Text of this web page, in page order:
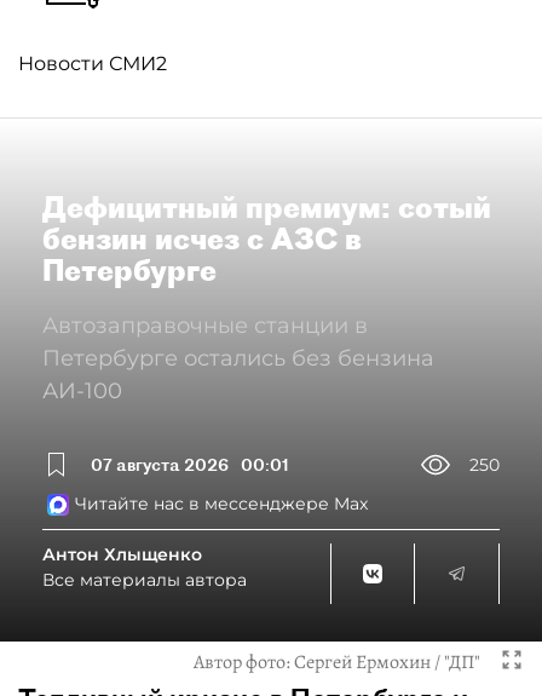
Новости СМИ2
Дефицитный премиум: сотый
бензин исчез с АЗС в
Петербурге
Автозаправочные станции в
Петербурге остались без бензина
АИ-100
07 августа 2026 00:01
250
Читайте нас в мессенджере Max
Антон Хлыщенко
Все материалы автора
Автор фото:Сергей Ермохин / "ДП"